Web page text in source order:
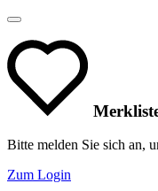
Bitte melden Sie sich an,
Zum Login